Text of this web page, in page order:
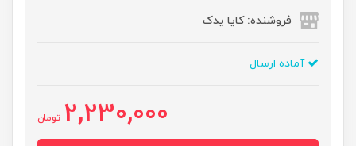
فروشنده: کایا یدک
آماده ارسال
2,230,000 تومان